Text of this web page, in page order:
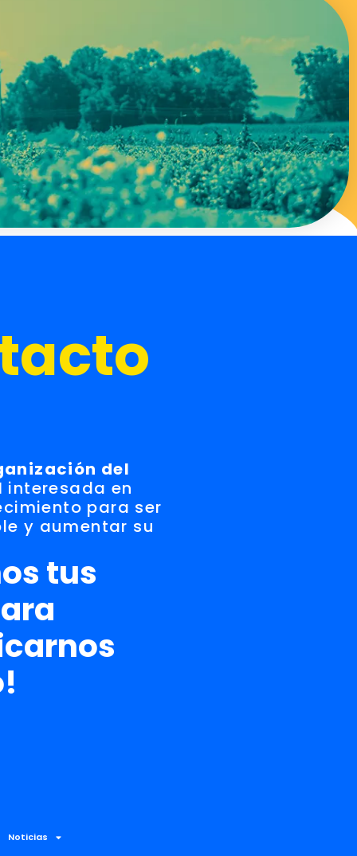
del
interesada en
para ser
y aumentar su
tus
Noticias